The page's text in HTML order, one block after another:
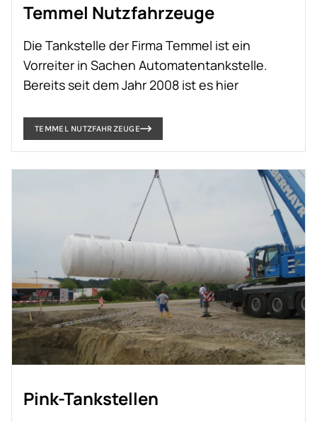
Temmel Nutzfahrzeuge
Die Tankstelle der Firma Temmel ist ein
Vorreiter in Sachen Automatentankstelle.
Bereits seit dem Jahr 2008 ist es hier
Bankomat oder Kreditkarte zu tanken.
Die Tankstelle selbst ist mit zwei Tokheim
jeweils über einen Tankautomaten
angesteuert werden können. Auch die
Betankung von LKWs ist durch die
Hochleistungsvariante der Zapfsäule möglich,
um einen größtmöglichen Kundenkreis
ansprechen zu können. LKWs können hier
ebenso mit UTA und anderen Flottenkarten
tanken.
TEMMEL NUTZFAHRZEUGE
Pink-Tankstellen